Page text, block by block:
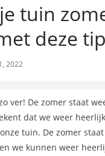
tuin
deze
2022
ver! De zomer staat
dat we weer
tuin. De zomer
we kunnen weer